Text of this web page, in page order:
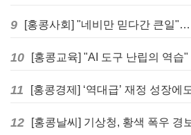
9
10
11
12